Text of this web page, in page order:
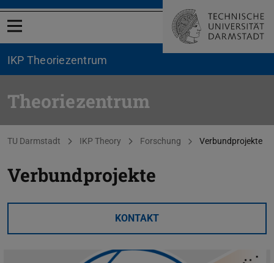
Menü öffnen
IKP Theoriezentrum
Theoriezentrum
Sie befinden sich hier:
TU Darmstadt IKP Theory Forschung Verbundprojekte
Verbundprojekte
KONTAKT